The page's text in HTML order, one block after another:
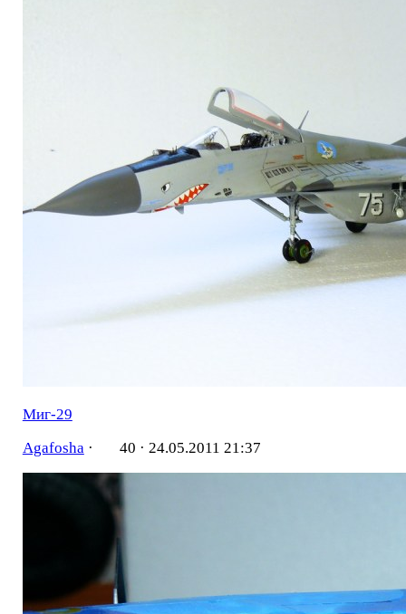
Миг-29
Agafosha· 40 · 24.05.2011 21:37